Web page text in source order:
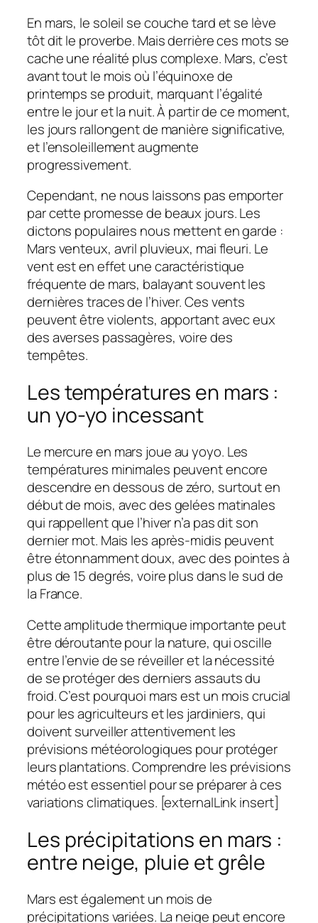
En mars, le soleil se couche tard et se lève
tôt dit le proverbe. Mais derrière ces mots se
cache une réalité plus complexe. Mars, c’est
avant tout le mois où l’équinoxe de
printemps se produit, marquant l’égalité
entre le jour et la nuit. À partir de ce moment,
les jours rallongent de manière significative,
et l’ensoleillement augmente
progressivement.
Cependant, ne nous laissons pas emporter
par cette promesse de beaux jours. Les
dictons populaires nous mettent en garde :
Mars venteux, avril pluvieux, mai fleuri. Le
vent est en effet une caractéristique
fréquente de mars, balayant souvent les
dernières traces de l’hiver. Ces vents
peuvent être violents, apportant avec eux
des averses passagères, voire des
tempêtes.
Les températures en mars :
un yo-yo incessant
Le mercure en mars joue au yoyo. Les
températures minimales peuvent encore
descendre en dessous de zéro, surtout en
début de mois, avec des gelées matinales
qui rappellent que l’hiver n’a pas dit son
dernier mot. Mais les après-midis peuvent
être étonnamment doux, avec des pointes à
plus de 15 degrés, voire plus dans le sud de
la France.
Cette amplitude thermique importante peut
être déroutante pour la nature, qui oscille
entre l’envie de se réveiller et la nécessité
de se protéger des derniers assauts du
froid. C’est pourquoi mars est un mois crucial
pour les agriculteurs et les jardiniers, qui
doivent surveiller attentivement les
prévisions météorologiques pour protéger
leurs plantations. Comprendre les prévisions
météo est essentiel pour se préparer à ces
variations climatiques. [externalLink insert]
Les précipitations en mars :
entre neige, pluie et grêle
Mars est également un mois de
précipitations variées. La neige peut encore